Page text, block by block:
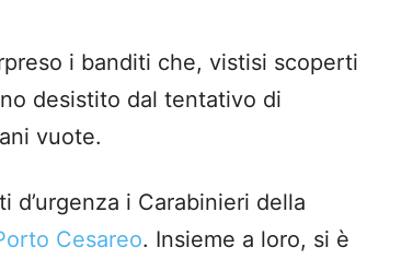
i banditi che, vistisi scoperti
desistito dal tentativo di
vuote.
d’urgenza i Carabinieri della
Cesareo. Insieme a loro, si è